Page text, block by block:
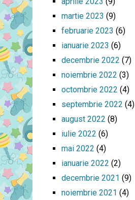
martie 2023 (9)
februarie 2023 (6)
ianuarie 2023 (6)
decembrie 2022 (7)
noiembrie 2022 (3)
octombrie 2022 (4)
septembrie 2022 (4)
august 2022 (8)
iulie 2022 (6)
mai 2022 (4)
ianuarie 2022 (2)
decembrie 2021 (9)
noiembrie 2021 (4)